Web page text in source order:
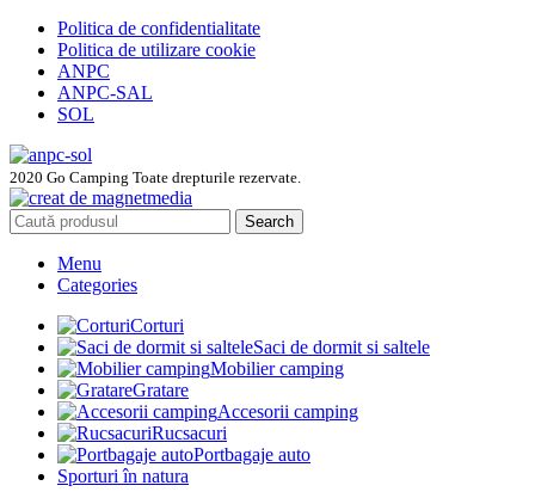
Politica de confidentialitate
Politica de utilizare cookie
ANPC
ANPC-SAL
SOL
2020 Go Camping Toate drepturile rezervate.
Search
Menu
Categories
Corturi
Saci de dormit si saltele
Mobilier camping
Gratare
Accesorii camping
Rucsacuri
Portbagaje auto
Sporturi în natura